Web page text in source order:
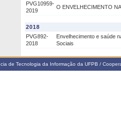
PVG10959-
2019
O ENVELHECIMENTO
2018
PVG892-
2018
Envelhecimento e saúde
Sociais
de Tecnologia da Informação da UFPB /